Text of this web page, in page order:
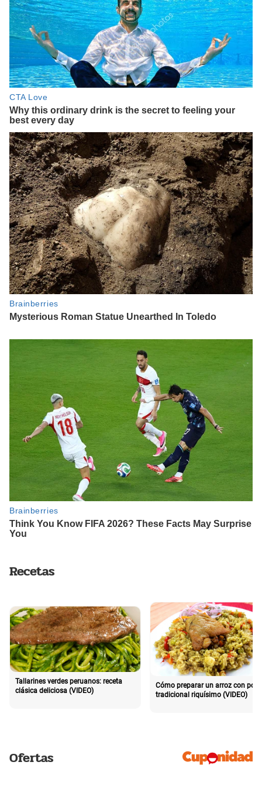
Recetas
Tallarines verdes peruanos: receta
clásica deliciosa (VIDEO)
Cómo preparar un arroz con pollo
tradicional riquísimo (VIDEO)
Ofertas